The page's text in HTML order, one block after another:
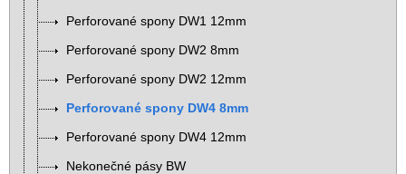
Perforované spony DW1 12mm
Perforované spony DW2 8mm
Perforované spony DW2 12mm
Perforované spony DW4 8mm
Perforované spony DW4 12mm
Nekonečné pásy BW